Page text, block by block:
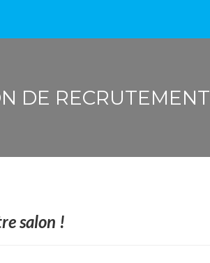
DE RECRUTEMENT
salon !